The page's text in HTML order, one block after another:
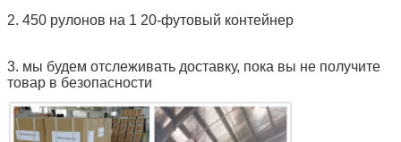
2. 450 рулонов на 1 20-футовый контейнер
3. мы будем отслеживать доставку, пока вы не получите
товар в безопасности